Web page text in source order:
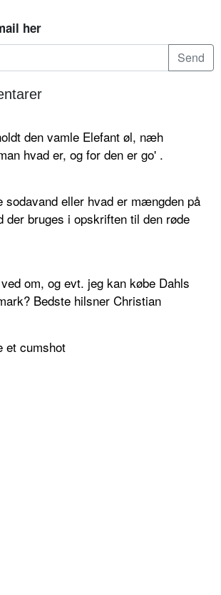
her
den vamle Elefant øl, næh
hvad er, og for den er go' .
sodavand eller hvad er mængden på
der bruges i opskriften til den røde
om, og evt. jeg kan købe Dahls
Bedste hilsner Christian
et cumshot